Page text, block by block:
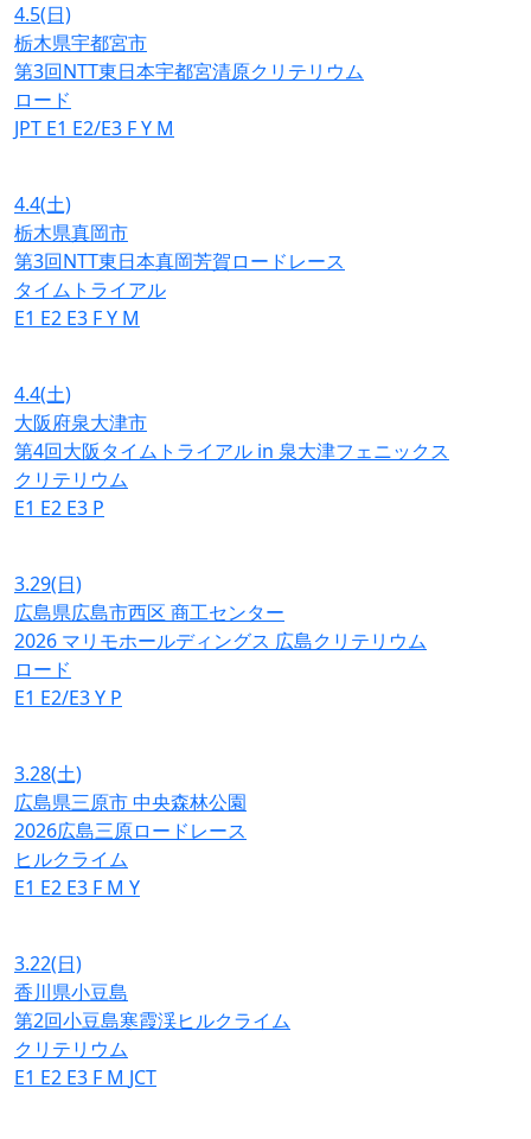
4.5(日)
栃木県宇都宮市
第3回NTT東日本宇都宮清原クリテリウム
ロード
JPT E1 E2/E3 FY M
4.4(土)
栃木県真岡市
第3回NTT東日本真岡芳賀ロードレース
タイムトライアル
E1 E2 E3 FY M
4.4(土)
大阪府泉大津市
第4回大阪タイムトライアル in 泉大津フェニックス
クリテリウム
E1 E2 E3 P
3.29(日)
広島県広島市西区 商工センター
2026 マリモホールディングス 広島クリテリウム
ロード
E1 E2/E3Y P
3.28(土)
広島県三原市 中央森林公園
2026広島三原ロードレース
ヒルクライム
E1 E2 E3 F M Y
3.22(日)
香川県小豆島
第2回小豆島寒霞渓ヒルクライム
クリテリウム
E1 E2 E3 F M JCT